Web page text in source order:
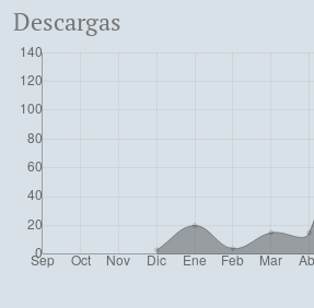
Descargas